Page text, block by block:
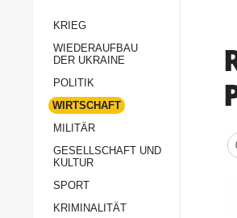
ALLE RUBRIKEN
Wiederaufbau der
Politik
Militär
KRIEG
WIEDERAUFBAU
DER UKRAINE
POLITIK
WIRTSCHAFT
MILITÄR
GESELLSCHAFT UND
KULTUR
SPORT
KRIMINALITÄT